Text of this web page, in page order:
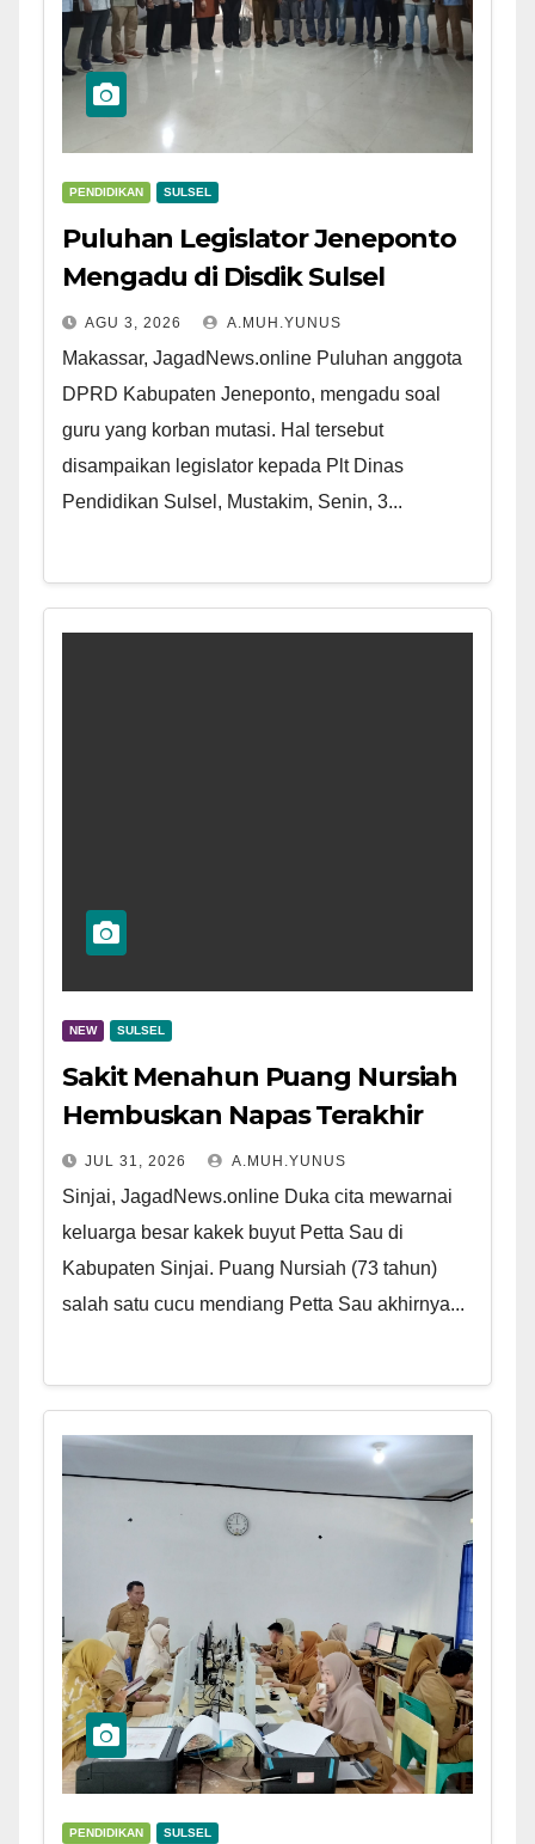
PENDIDIKAN SULSEL
Puluhan Legislator Jeneponto
Mengadu di Disdik Sulsel
AGU 3, 2026 A.MUH.YUNUS
Makassar, JagadNews.online Puluhan anggota
DPRD Kabupaten Jeneponto, mengadu soal
guru yang korban mutasi. Hal tersebut
disampaikan legislator kepada Plt Dinas
Pendidikan Sulsel, Mustakim, Senin, 3...
NEW SULSEL
Sakit Menahun Puang Nursiah
Hembuskan Napas Terakhir
JUL 31, 2026 A.MUH.YUNUS
Sinjai, JagadNews.online Duka cita mewarnai
keluarga besar kakek buyut Petta Sau di
Kabupaten Sinjai. Puang Nursiah (73 tahun)
salah satu cucu mendiang Petta Sau akhirnya...
PENDIDIKAN SULSEL